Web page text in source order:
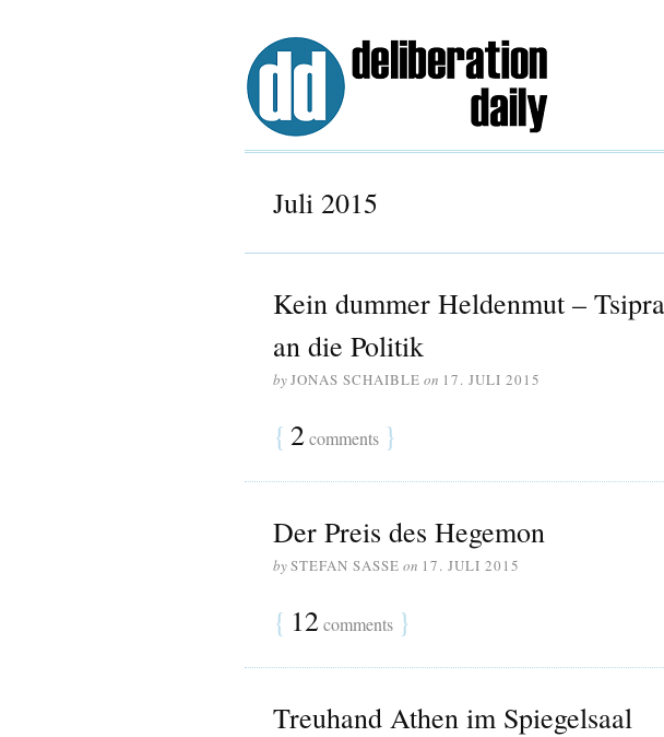
Juli 2015
Kein dummer Heldenmut –
an die Politik
byJONAS SCHAIBLE on 17. JULI 2015
{ 2comments }
Der Preis des Hegemon
bySTEFAN SASSE on 17. JULI 2015
{ 12comments }
Treuhand Athen im Spiegelsaal